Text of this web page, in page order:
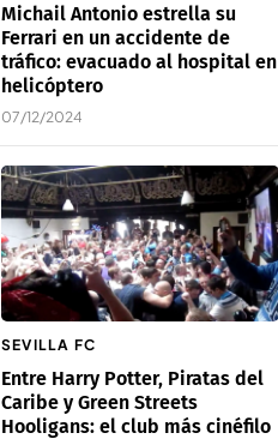
Michail Antonio estrella su
Ferrari en un accidente de
tráfico: evacuado al hospital en
helicóptero
07/12/2024
SEVILLA FC
Entre Harry Potter, Piratas del
Caribe y Green Streets
Hooligans: el club más cinéfilo